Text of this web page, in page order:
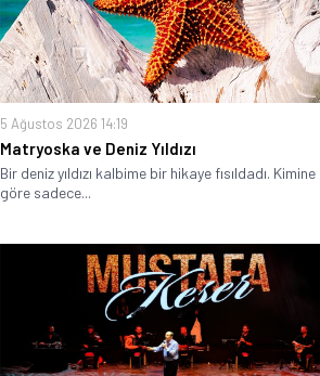
5 Ağustos 2026 14:19
Matryoska ve Deniz Yıldızı
Bir deniz yıldızı kalbime bir hikaye fısıldadı. Kimine
göre sadece...